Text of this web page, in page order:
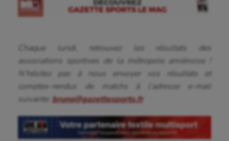
Chaque lundi, retrouvez les résultats des
associations sportives de la métropole amiénoise !
N’hésitez pas à nous envoyer vos résultats et
comptes-rendus de matchs à l’adresse e-mail
suivante: bruno@gazettesports.fr